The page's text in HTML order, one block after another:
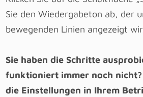
Sie den Wiedergabeton ab, der
bewegenden Linien angezeigt
Sie haben die Schritte
funktioniert immer noch
die Einstellungen in Ihrem